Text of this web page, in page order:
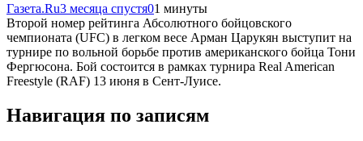
Газета.Ru3 месяца спустя01 минуты
Второй номер рейтинга Абсолютного бойцовского
чемпионата (UFC) в легком весе Арман Царукян выступит на
турнире по вольной борьбе против американского бойца Тони
Фергюсона. Бой состоится в рамках турнира Real American
Freestyle (RAF) 13 июня в Сент-Луисе.
Навигация по записям